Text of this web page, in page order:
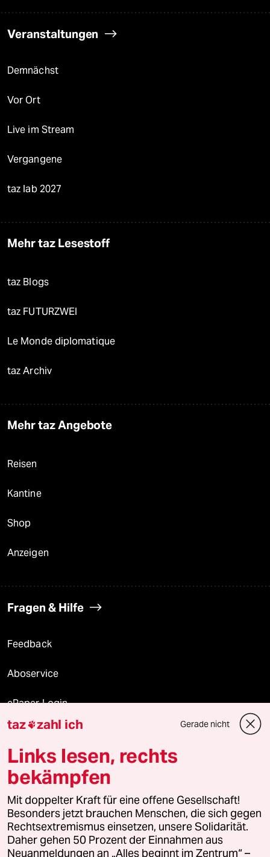
Veranstaltungen
Demnächst
Vor Ort
Live im Stream
Vergangene
taz lab 2027
Mehr taz Lesestoff
taz Blogs
taz FUTURZWEI
Le Monde diplomatique
taz Archiv
Mehr taz Angebote
Reisen
Kantine
Shop
Anzeigen
Fragen & Hilfe
Feedback
Aboservice
ePaper Login
Downloads für Abonnierende
© 2026 taz Verlags und Vertriebs GmbH
Alle Rechte vorbehalten. Bei rechtlichen Fragen oder für Genehmigungen
wenden Sie sich bitte an
lizenzen@taz.de
Feedback Redaktionsstatut Kommune-Richtlinien
taz zahl ich Gerade nicht
Links lesen, rechts
bekämpfen
Mit doppelter Kraft für eine offene Gesellschaft!
Besonders jetzt brauchen Menschen, die sich gegen
Rechtsextremismus einsetzen, unsere Solidarität.
Daher gehen 50 Prozent der Einnahmen aus
Neuanmeldungen an „Alles beginnt im Zentrum“ –